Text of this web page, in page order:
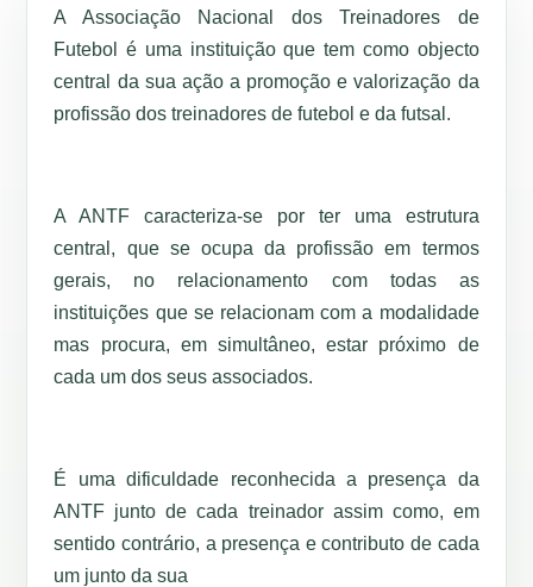
A Associação Nacional dos Treinadores de
Futebol é uma instituição que tem como objecto
central da sua ação a promoção e valorização da
profissão dos treinadores de futebol e da futsal.
A ANTF caracteriza-se por ter uma estrutura
central, que se ocupa da profissão em termos
gerais, no relacionamento com todas as
instituições que se relacionam com a modalidade
mas procura, em simultâneo, estar próximo de
cada um dos seus associados.
É uma dificuldade reconhecida a presença da
ANTF junto de cada treinador assim como, em
sentido contrário, a presença e contributo de cada
um junto da sua